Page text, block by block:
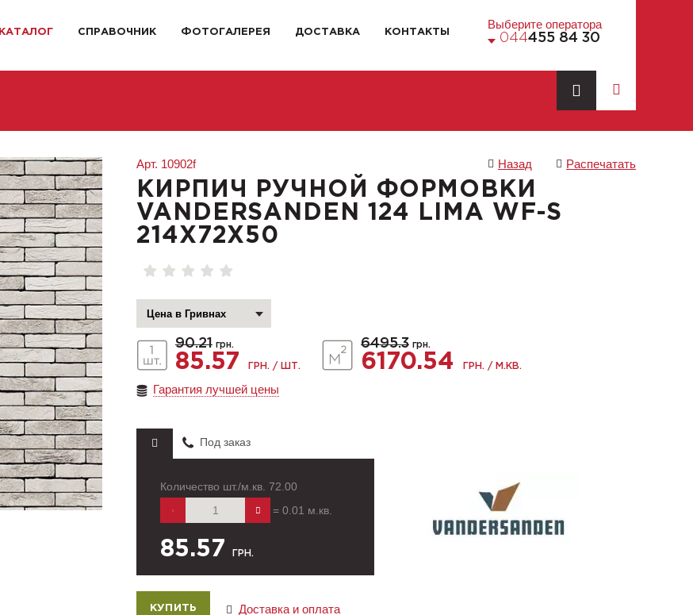
КАТАЛОГ СПРАВОЧНИК ФОТОГАЛЕРЕЯ ДОСТАВКА КОНТАКТЫ
Выберите оператора
044455 84 30
Арт. 10902f Назад Распечатать
КИРПИЧ РУЧНОЙ ФОРМОВКИ
VANDERSANDEN 124 LIMA WF-S
214X72X50
90.21 грн.
85.57 ГРН. / ШТ.
6495.3 грн.
6170.54 ГРН. / М.КВ.
Гарантия лучшей цены
Под заказ
Количество шт./м.кв. 72.00
= 0.01 м.кв.
85.57 ГРН.
Доставка и оплата